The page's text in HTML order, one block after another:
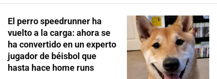
El perro speedrunner ha
vuelto a la carga: ahora se
ha convertido en un experto
jugador de béisbol que
hasta hace home runs